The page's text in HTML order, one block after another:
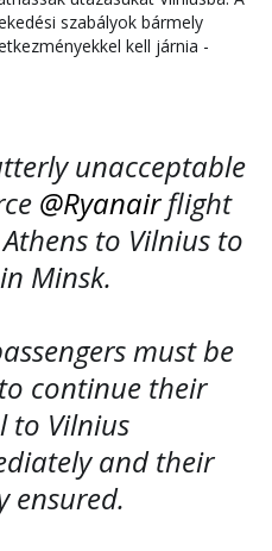
szabályok bármely
kell járnia -
unacceptable
@Ryanairflight
to Vilnius to
Minsk.
must be
continue their
to Vilnius
and their
ensured.